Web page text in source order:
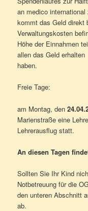
an medico
kommt das Geld direkt
Verwaltungskosten
Höhe der Einnahmen
allen das Geld erhalten
Freie Tage:
am Montag, den
Marienstraße eine
Lehrerausflug statt.
An diesen Tagen
Sollten Sie Ihr Kind
Notbetreuung für die
den unteren Abschnitt
ab.